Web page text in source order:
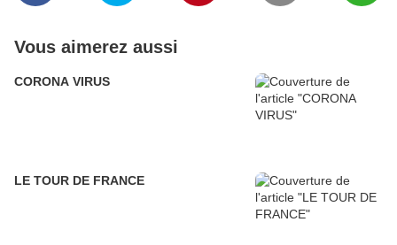
Vous aimerez aussi
CORONA VIRUS
LE TOUR DE FRANCE